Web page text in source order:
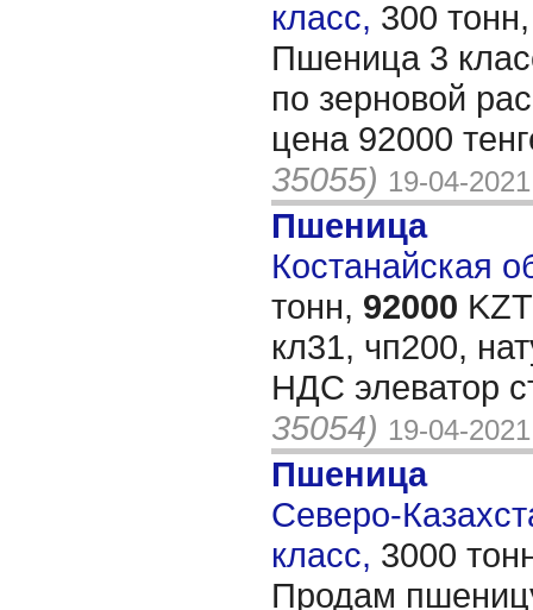
класс, 300
Пшеница 3
по зерновой
цена 92000
35055) 19-04-2021
Пшеница
Костанайская
тонн, 92000
кл31, чп200,
НДС элеватор
35054) 19-04-2021
Пшеница
Северо-
класс, 3000
Продам